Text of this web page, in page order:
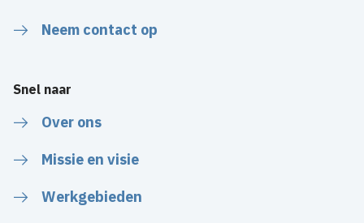
Neem contact op
Snel naar
Over ons
Missie en visie
Werkgebieden